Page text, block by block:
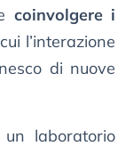
coinvolgere i
l’interazione
di nuove
laboratorio